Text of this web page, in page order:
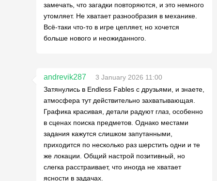
замечать, что загадки повторяются, и это немного
утомляет. Не хватает разнообразия в механике.
Всё-таки что-то в игре цепляет, но хочется
больше нового и неожиданного.
andrevik287
3 January 2026 11:00
Затянулись в Endless Fables с друзьями, и знаете,
атмосфера тут действительно захватывающая.
Графика красивая, детали радуют глаз, особенно
в сценах поиска предметов. Однако местами
задания кажутся слишком запутанными,
приходится по несколько раз шерстить одни и те
же локации. Общий настрой позитивный, но
слегка расстраивает, что иногда не хватает
ясности в задачах.